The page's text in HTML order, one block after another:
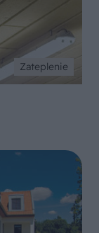
Zateplenie